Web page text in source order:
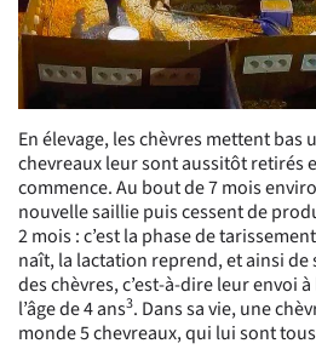
En élevage, les chèvres mettent bas
chevreaux leur sont aussitôt retirés
commence. Au bout de 7 mois
nouvelle saillie puis cessent de
2 mois : c’est la phase de
naît, la lactation reprend, et ainsi de
des chèvres, c’est-à-dire leur envoi
l’âge de 4 ans3. Dans sa vie, une
monde 5 chevreaux, qui lui sont